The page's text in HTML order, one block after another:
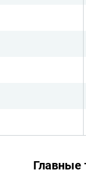
Главные